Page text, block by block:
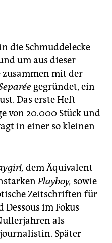
die Schmuddelecke
um aus dieser
zusammen mit der
gegründet, ein
Das erste Heft
von 20.000 Stück und
in einer so kleinen
dem Äquivalent
Playboy, sowie
Zeitschriften für
im Fokus
als
Später